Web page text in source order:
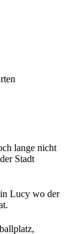
lange nicht
Stadt
Lucy wo der